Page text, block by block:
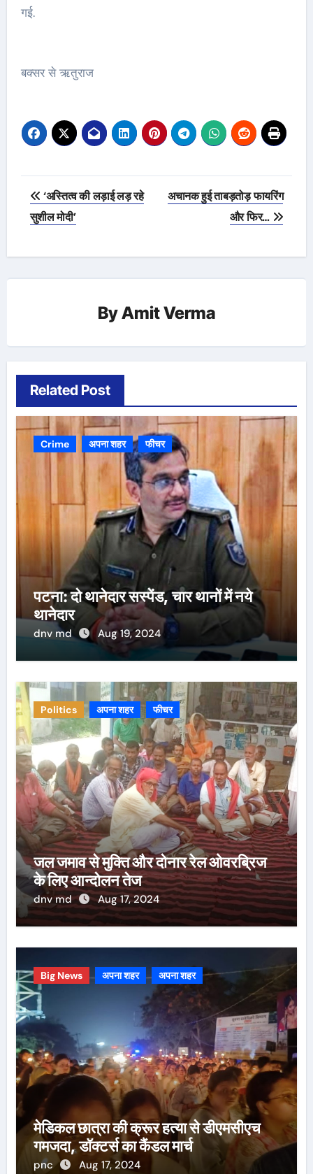
गई.
बक्सर से ऋतुराज
Post
navigation
‘अस्तित्व की लड़ाई लड़ रहे
सुशील मोदी’
अचानक हुई ताबड़तोड़ फायरिंग
और फिर…
ByAmit Verma
Related Post
Crime अपना शहर फीचर
पटना: दो थानेदार सस्पेंड, चार थानों में नये
थानेदार
dnv md Aug 19, 2024
Politics अपना शहर फीचर
जल जमाव से मुक्ति और दोनार रेल ओवरब्रिज
के लिए आन्दोलन तेज
dnv md Aug 17, 2024
Big News अपना शहर अपना शहर
मेडिकल छात्रा की क्रूर हत्या से डीएमसीएच
गमजदा, डॉक्टर्स का कैंडल मार्च
pnc Aug 17, 2024